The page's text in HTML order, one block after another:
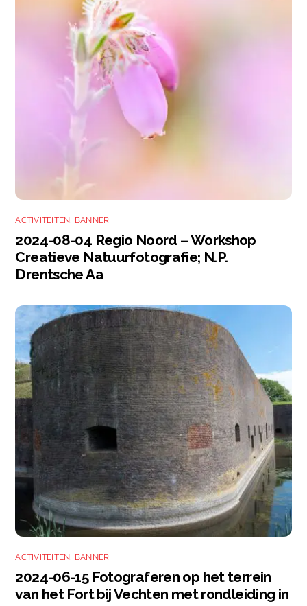
ACTIVITEITEN BANNER
2024-08-04 Regio Noord – Workshop
Creatieve Natuurfotografie; N.P.
Drentsche Aa
ACTIVITEITEN, BANNER
2024-06-15 Fotograferen op het terrein
van het Fort bij Vechten met rondleiding in